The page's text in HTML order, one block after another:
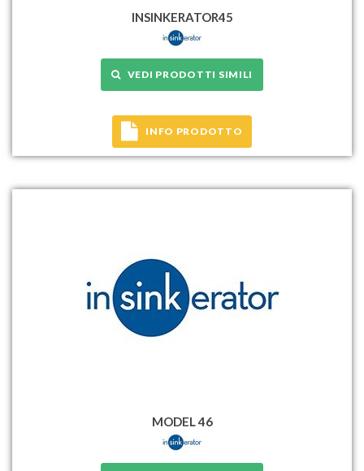
INSINKERATOR45
VEDI PRODOTTI SIMILI
INFO PRODOTTO
MODEL 46